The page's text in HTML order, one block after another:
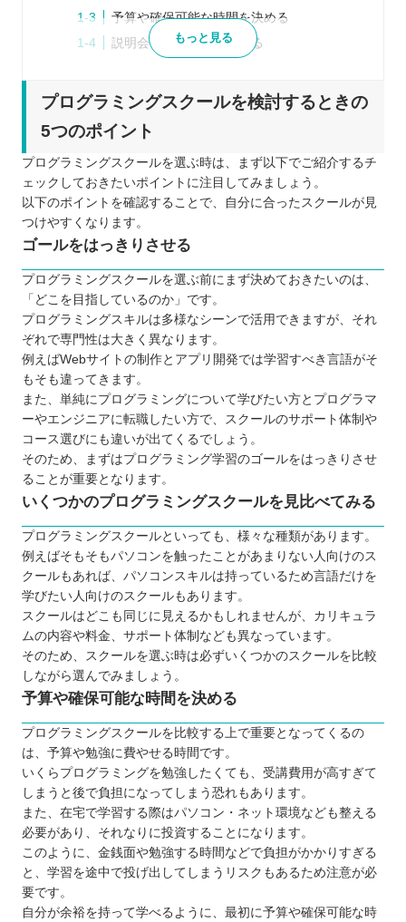
予算や確保可能な時間を決める
説明会などに参加してみる
る
受講形式は自分に合っているか
無理なく通えるスケジュールになっている
か
通うためのコストはどのくらいかかるか
サポートはどの程度行われているか
カリキュラムの質に満足できるか
プログラミングスクールに通う5つのメリット
独学よりもモチベーションを維持しやすい
相談相手が身近にいる
効率的な学習を実現できる
転職や就職が有利になる
実務に役立つスキルが身に付く
プログラミングスクールに通う3つのデメリット
学びたい言語が選択できない場合がある
コストは独学よりもかかってしまう
スケジュールを柔軟に設定できない
どんなプログラミング言語を学ぶのが良いのか
子ども向けと大人向けにプログラミングスクールに
違いはあるか
お得にプログラミングスクールに通える制度
プログラミングスクールで挫折しないために
【長野】大人向けのおすすめプログラミングスクー
ル7選
TECH I.S.（テックアイエス）
RUNTEQ（ランテック）
ピュアパソコンスクール
パソコンレッスンcafé
Winスクール
ハロー！パソコン教室 イトーヨーカドー上
田校
もっと見る
プログラミングスクールを検討するときの
5つのポイント
プログラミングスクールを選ぶ時は、まず以下でご紹介するチ
ェックしておきたいポイントに注目してみましょう。
以下のポイントを確認することで、自分に合ったスクールが見
つけやすくなります。
ゴールをはっきりさせる
プログラミングスクールを選ぶ前にまず決めておきたいのは、
「どこを目指しているのか」です。
プログラミングスキルは多様なシーンで活用できますが、それ
ぞれで専門性は大きく異なります。
例えばWebサイトの制作とアプリ開発では学習すべき言語がそ
もそも違ってきます。
また、単純にプログラミングについて学びたい方とプログラマ
ーやエンジニアに転職したい方で、スクールのサポート体制や
コース選びにも違いが出てくるでしょう。
そのため、まずはプログラミング学習のゴールをはっきりさせ
ることが重要となります。
いくつかのプログラミングスクールを見比べてみる
プログラミングスクールといっても、様々な種類があります。
例えばそもそもパソコンを触ったことがあまりない人向けのス
クールもあれば、パソコンスキルは持っているため言語だけを
学びたい人向けのスクールもあります。
スクールはどこも同じに見えるかもしれませんが、カリキュラ
ムの内容や料金、サポート体制なども異なっています。
そのため、スクールを選ぶ時は必ずいくつかのスクールを比較
しながら選んでみましょう。
予算や確保可能な時間を決める
プログラミングスクールを比較する上で重要となってくるの
は、予算や勉強に費やせる時間です。
いくらプログラミングを勉強したくても、受講費用が高すぎて
しまうと後で負担になってしまう恐れもあります。
また、在宅で学習する際はパソコン・ネット環境なども整える
必要があり、それなりに投資することになります。
このように、金銭面や勉強する時間などで負担がかかりすぎる
と、学習を途中で投げ出してしまうリスクもあるため注意が必
要です。
自分が余裕を持って学べるように、最初に予算や確保可能な時